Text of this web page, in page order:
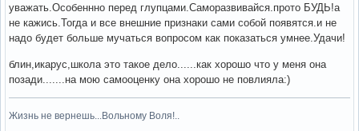
уважать.Особеннно перед глупцами.Саморазвивайся.прото БУДЬ!а
не кажись.Тогда и все внешние признаки сами собой появятся.и не
надо будет больше мучаться вопросом как показаться умнее.Удачи!
блин,икарус,школа это такое дело......как хорошо что у меня она
позади.......на мою самооценку она хорошо не повлияла:)
Жизнь не вернешь...Вольному Воля!..